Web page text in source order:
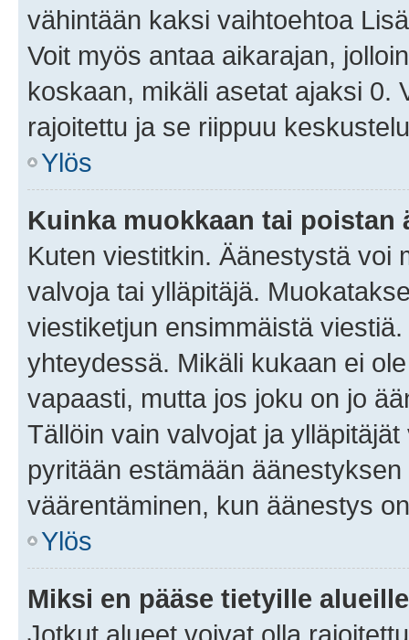
vähintään kaksi vaihtoehtoa
Voit myös antaa aikarajan,
koskaan, mikäli asetat ajaksi 0.
rajoitettu ja se riippuu
Ylös
Kuinka muokkaan tai poistan
Kuten viestitkin. Äänestystä voi
valvoja tai ylläpitäjä.
viestiketjun ensimmäistä
yhteydessä. Mikäli kukaan ei
vapaasti, mutta jos joku on jo
Tällöin vain valvojat ja
pyritään estämään
väärentäminen, kun äänestys
Ylös
Miksi en pääse tietyille
Jotkut alueet voivat olla